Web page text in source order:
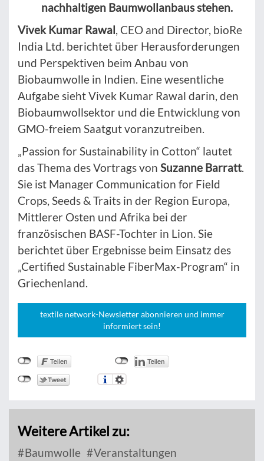
nachhaltigen Baumwollanbaus stehen.
Vivek Kumar Rawal, CEO and Director, bioRe
India Ltd. berichtet über Herausforderungen
und Perspektiven beim Anbau von
Biobaumwolle in Indien. Eine wesentliche
Aufgabe sieht Vivek Kumar Rawal darin, den
Biobaumwollsektor und die Entwicklung von
GMO-freiem Saatgut voranzutreiben.
„Passion for Sustainability in Cotton“ lautet
das Thema des Vortrags von Suzanne Barratt.
Sie ist Manager Communication for Field
Crops, Seeds & Traits in der Region Europa,
Mittlerer Osten und Afrika bei der
französischen BASF-Tochter in Lion. Sie
berichtet über Ergebnisse beim Einsatz des
„Certified Sustainable FiberMax-Program“ in
Griechenland.
textile network-Newsletter abonnieren und immer
informiert sein!
Weitere Artikel zu:
Baumwolle Veranstaltungen